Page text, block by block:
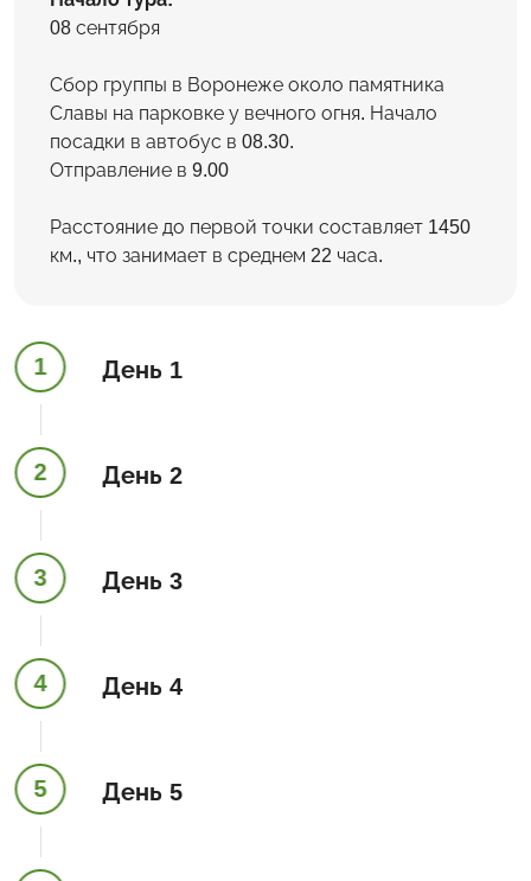
08 сентября
Сбор группы в Воронеже около памятника
Славы на парковке у вечного огня. Начало
посадки в автобус в 08.30.
Отправление в 9.00
Расстояние до первой точки составляет 1450
км., что занимает в среднем 22 часа.
1 День 1
2 День 2
3 День 3
4 День 4
5 День 5